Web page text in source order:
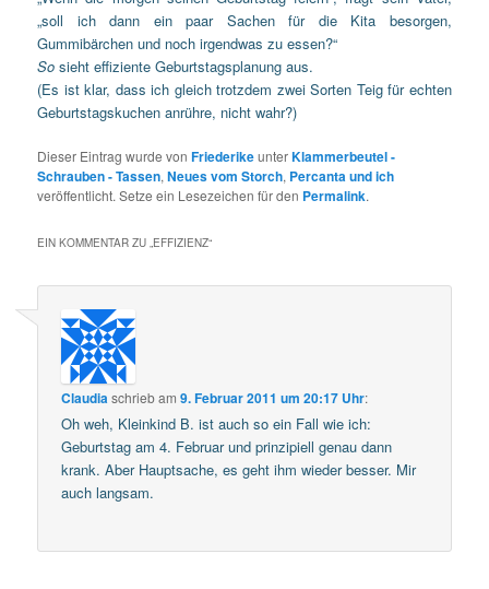
„soll ich dann ein paar Sachen für die Kita besorgen,
Gummibärchen und noch irgendwas zu essen?“
So sieht effiziente Geburtstagsplanung aus.
(Es ist klar, dass ich gleich trotzdem zwei Sorten Teig für echten
Geburtstagskuchen anrühre, nicht wahr?)
Dieser Eintrag wurde vonFriederikeunterKlammerbeutel -
Schrauben - Tassen,Neues vom Storch, Percanta und ich
veröffentlicht. Setze ein Lesezeichen für den Permalink.
EIN KOMMENTAR ZU „EFFIZIENZ“
Claudiaschriebam9. Februar 2011 um 20:17 Uhr:
Oh weh, Kleinkind B. ist auch so ein Fall wie ich:
Geburtstag am 4. Februar und prinzipiell genau dann
krank. Aber Hauptsache, es geht ihm wieder besser. Mir
auch langsam.